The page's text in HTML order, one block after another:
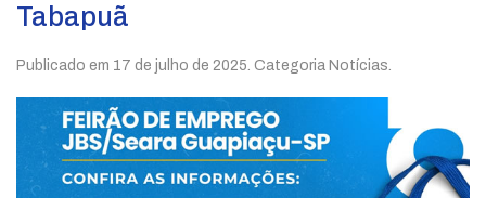
Tabapuã
Publicado em 17 de julho de 2025 . Categoria Notícias.